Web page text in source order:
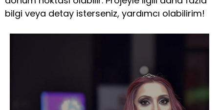
bilgi veya detay isterseniz, yardımcı olabilirim!